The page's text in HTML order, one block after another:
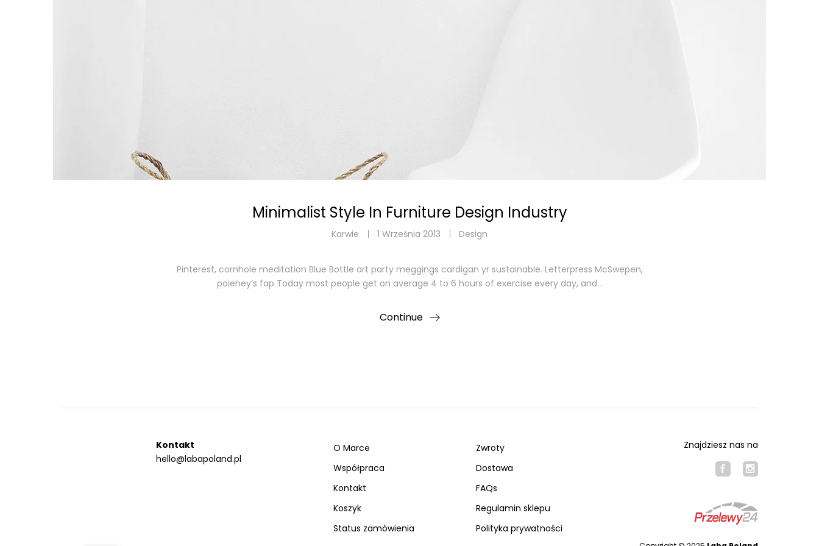
Minimalist Style In Furniture Design Industry
Karwie 1 Września 2013 Design
Pinterest, cornhole meditation Blue Bottle art party meggings cardigan yr sustainable. Letterpress McSwepen,
poieney’s fap Today most people get on average 4 to 6 hours of exercise every day, and…
Continue
Kontakt
hello@labapoland.pl
O Marce
Współpraca
Kontakt
Koszyk
Status zamówienia
Zwroty
Dostawa
FAQs
Regulamin sklepu
Polityka prywatności
Znajdziesz nas na